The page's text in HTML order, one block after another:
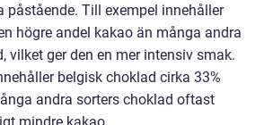
påstående. Till exempel innehåller
högre andel kakao än många andra
vilket ger den en mer intensiv smak.
belgisk choklad cirka 33%
andra sorters choklad oftast
mindre kakao.